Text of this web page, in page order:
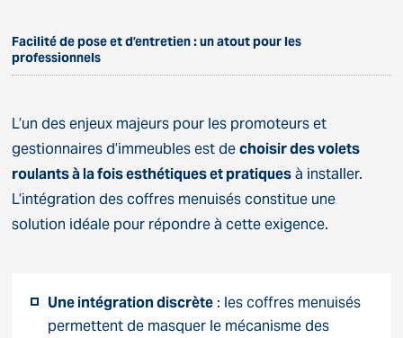
Facilité de pose et d’entretien : un atout pour les
professionnels
L’un des enjeux majeurs pour les promoteurs et
gestionnaires d’immeubles est dechoisir des volets
roulants à la fois esthétiques et pratiquesà installer.
L’intégration des coffres menuisés constitue une
solution idéale pour répondre à cette exigence.
Une intégration discrète : les coffres menuisés
permettent de masquer le mécanisme des